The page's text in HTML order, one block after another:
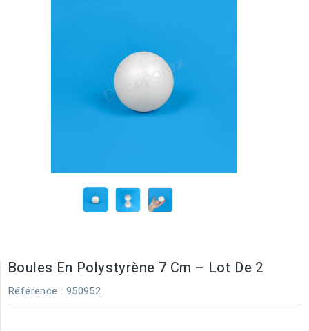
Boules En Polystyrène 7 Cm – Lot De 2
Référence : 950952